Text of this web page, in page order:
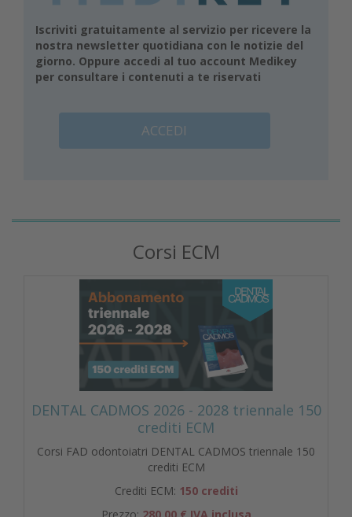
Iscriviti gratuitamente al servizio per ricevere la
nostra newsletter quotidiana con le notizie del
giorno. Oppure accedi al tuo account Medikey
per consultare i contenuti a te riservati
ACCEDI
Corsi ECM
DENTAL CADMOS 2026 - 2028 triennale 150
crediti ECM
Corsi FAD odontoiatri DENTAL CADMOS triennale 150
crediti ECM
Crediti ECM: 150 crediti